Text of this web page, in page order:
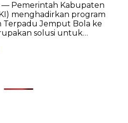
— Pemerintah Kabupaten
menghadirkan program
Terpadu Jemput Bola ke
solusi untuk…